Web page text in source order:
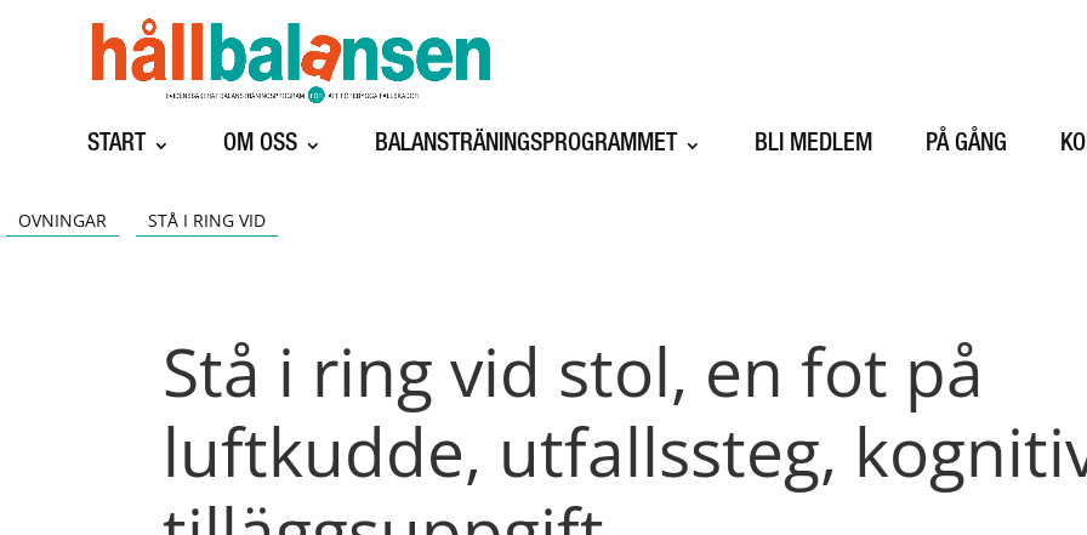
START OM OSS BALANSTRÄNINGSPROGRAMMET BLI MEDLEM PÅ GÅNG
OVNINGAR STÅ I RING VID
Stå i ring vid stol, en fot på
luftkudde, utfallssteg,